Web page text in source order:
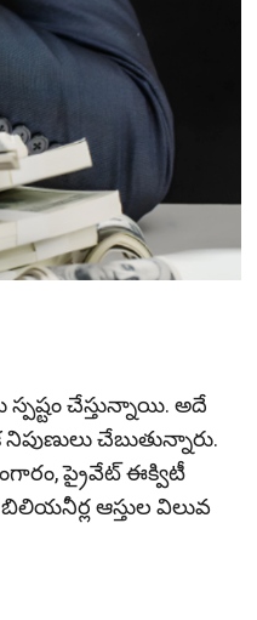
చేస్తున్నాయి. అదే
చేబుతున్నారు.
ప్రైవేట్‌ ఈక్విటీ
ఆస్తుల విలువ